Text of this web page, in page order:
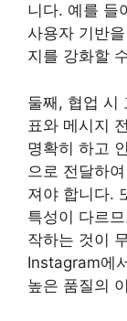
니다. 예를 들
사용자 기반
지를 강화할
둘째, 협업 시
표와 메시지
명확히 하고
으로 전달하
져야 합니다.
특성이 다르
작하는 것이
Instagram에
높은 품질의